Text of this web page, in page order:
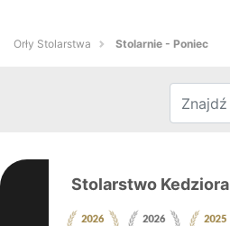
Orły Stolarstwa Stolarnie - Poniec
Stolarstwo Kedziora